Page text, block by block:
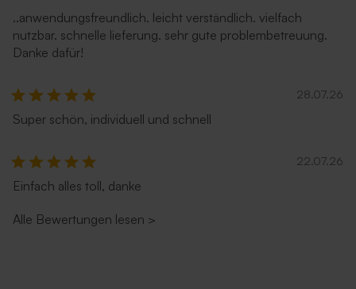
..anwendungsfreundlich. leicht verständlich. vielfach
nutzbar. schnelle lieferung. sehr gute problembetreuung.
Danke dafür!
28.07.26
Super schön, individuell und schnell
22.07.26
Einfach alles toll, danke
Alle Bewertungen lesen >